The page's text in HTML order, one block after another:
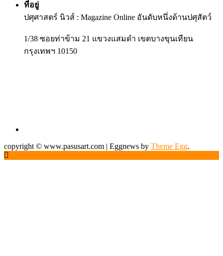
ที่อยู่
ปศุศาสตร์ นิวส์ : Magazine Online อันดับหนึ่งด้านปศุสัตว์
1/38 ซอยท่าข้าม 21 แขวงแสมดำ เขตบางขุนเทียน
กรุงเทพฯ 10150
copyright © www.pasusart.com | Eggnews by Theme Egg.